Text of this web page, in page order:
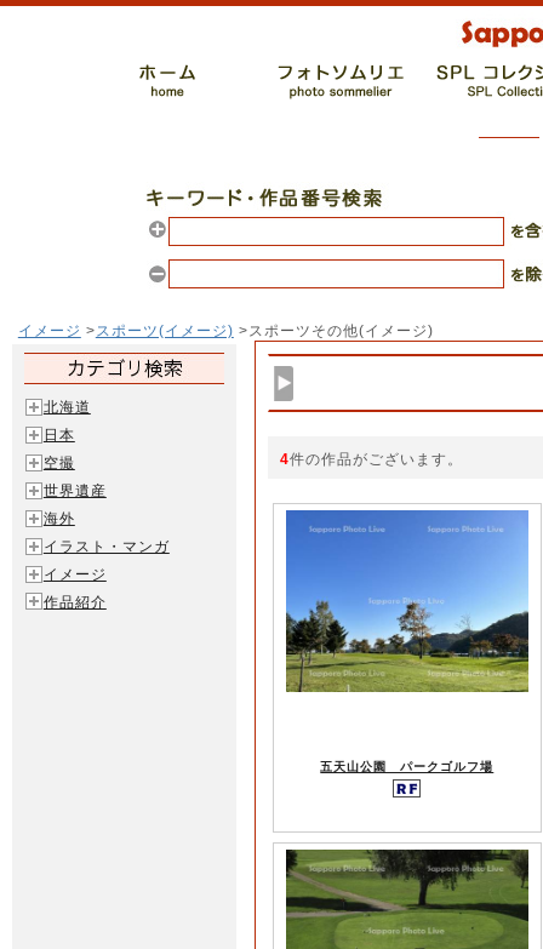
イメージ > スポーツ(イメージ) >スポーツその他(イメージ)
4件の作品がございます。
五天山公園 パークゴルフ場
北海道
日本
空撮
世界遺産
海外
イラスト・マンガ
イメージ
作品紹介